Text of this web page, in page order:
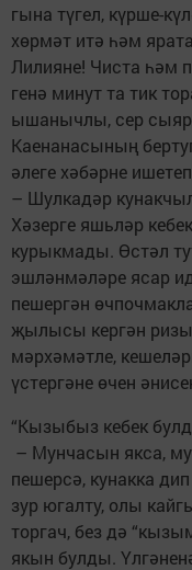
гына түгел, күрше-
хөрмәт итә һәм
Лилияне! Чиста һәм
генә минут та тик
ышанычлы, сер
Каенанасының
әлеге хәбәрне
– Шулкадәр
Хәзерге яшьләр
курыкмады. Өстәл
эшләнмәләре ясар
пешергән
җылысы кергән
мәрхәмәтле,
үстергәне өчен
“Кызыбыз кебек
– Мунчасын якса,
пешерсә, кунакка
зур югалту, олы
торгач, без дә
якын булды.